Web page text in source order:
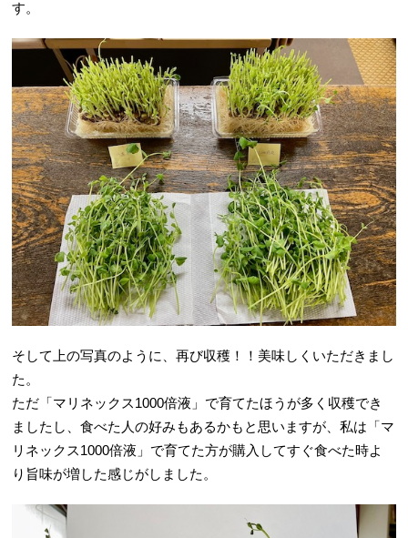
す。
そして上の写真のように、再び収穫！！美味しくいただきまし
た。
ただ「マリネックス1000倍液」で育てたほうが多く収穫でき
ましたし、食べた人の好みもあるかもと思いますが、私は「マ
リネックス1000倍液」で育てた方が購入してすぐ食べた時よ
り旨味が増した感じがしました。